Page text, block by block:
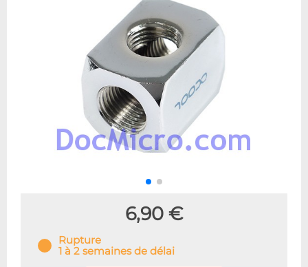
6,90 €
Rupture
1 à 2 semaines de délai